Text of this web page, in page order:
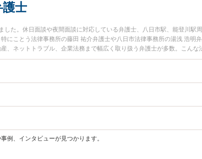
士
た。休日面談や夜間面談に対応している弁護士、八日市駅、能登川駅
にことう法律事務所の藤田 祐介弁護士や八日市法律事務所の湯浅 浩明
、ネットトラブル、企業法務まで幅広く取り扱う弁護士が多数。こんな
ぐに弁護士に相談したい』『交通事故の過失割合や後遺障害のトラブ
江市内の弁護士に相談予約したい』などでお困りの相談者さんにおすす
例、インタビューが見つかります。